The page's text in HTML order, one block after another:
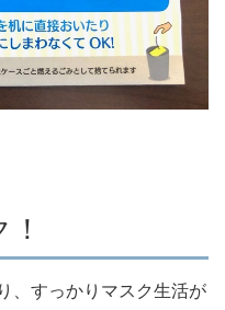
、すっかりマスク生活が